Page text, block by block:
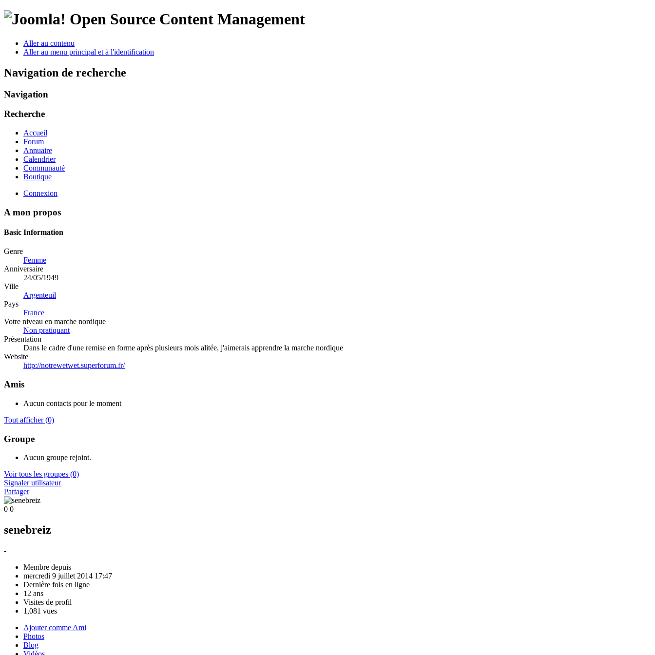
Open Source Content Management
Aller au contenu
Aller au menu principal et à l'identification
Navigation de recherche
Navigation
Recherche
Accueil
Forum
Annuaire
Calendrier
Communauté
Boutique
Connexion
A mon propos
Basic Information
Genre
Femme
Anniversaire
24/05/1949
Ville
Argenteuil
Pays
France
Votre niveau en marche nordique
Non pratiquant
Présentation
Dans le cadre d'une remise en forme après plusieurs mois alitée, j'aimerais apprendre la marche nordique
Website
http://notrewetwet.superforum.fr/
Amis
Aucun contacts pour le moment
Tout afficher (0)
Groupe
Aucun groupe rejoint.
Voir tous les groupes (0)
Signaler utilisateur
Partager
0 0
senebreiz
-
Membre depuis
mercredi 9 juillet 2014 17:47
Dernière fois en ligne
12 ans
Visites de profil
1,081 vues
Ajouter comme Ami
Photos
Blog